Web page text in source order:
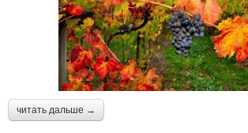
читать дальше →